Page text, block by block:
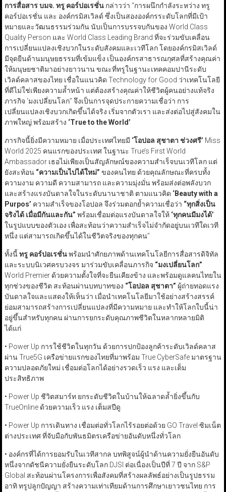
การสื่อสาร บมจ. ทรู คอร์ปอเรชั่นกล่าวว่า “การผนึกกำลังระหว่าง ทรู
คอร์ปอเรชั่น และ องค์กรมิสเวิลด์ ซึ่งเป็นสององค์กรระดับโลกที่มีเป้า
หมายและวัฒนธรรมร่วมกัน นับเป็นการบรรจบกันของ World Class
Quality Person และ World Class Leading Brand ที่จะร่วมขับเคลื่อน
การเปลี่ยนแปลงเชิงบวกในระดับสังคมและเวทีโลก โดยองค์กรมิสเวิลด์
มีจุดยืนด้านมนุษยธรรมที่เข้มแข็ง เป็นองค์กรสาธารณกุศลที่สร้างคุณค่า
ให้มนุษยชาติมาอย่างยาวนาน ขณะที่ทรูในฐานะเทคคอมปานีระดับ
เวิลด์คลาสของไทย เชื่อในแนวคิด Technology for Good ว่าเทคโนโลยี
ที่ดีไม่ใช่เพียงความล้ำหน้า แต่ต้องสร้างคุณค่าให้ชีวิตผู้คนอย่างแท้จริง
ภารกิจ ‘มงเปลี่ยนโลก” จึงเป็นการจุดประกายความเชื่อว่า การ
เปลี่ยนแปลงเชิงบวกเกิดขึ้นได้จริง เริ่มจากตัวเรา และส่งต่อไปสู่สังคมใน
ภาพใหญ่ พร้อมสร้าง ‘True to the World’
ภารกิจนี้ยิ่งมีความหมาย เมื่อประเทศไทยมี ‘โอปอล สุชาตา ช่วงศรี’ Miss
World 2025 คนแรกของประเทศ ในฐานะ True’s First World
Ambassador เธอไม่เพียงเป็นสัญลักษณ์ของความสำเร็จบนเวทีโลก แต่
ยังสะท้อน “ความเป็นไปได้ใหม่” ของคนไทย ด้วยคุณลักษณะที่ครบทั้ง
ความงาม ความดี ความสามารถ และความมุ่งมั่น พร้อมส่งต่อพลังบวก
และสร้างแรงบันดาลใจในระดับนานาชาติ ตามแนวคิด ‘Beauty with a
Purpos’ ความสำเร็จของโอปอล จึงร่วมตอกย้ำความเชื่อว่า “ทุกสิ่งเป็น
จริงได้ เมื่อมีกันและกัน” พร้อมเชื่อมต่อแรงบันดาลใจให้ ‘ทุกคนมีมงได้’
ในรูปแบบของตัวเอง เพื่อสะท้อนว่าความสำเร็จไม่จำกัดอยู่บนเวทีใดเวที
หนึ่ง แต่สามารถเกิดขึ้นได้ในชีวิตจริงของทุกคน”
ทั้งนี้ทรู คอร์ปอเรชั่นพร้อมนำศักยภาพด้านเทคโนโลยีการสื่อสารดิจิทัล
และระบบนิเวศครบวงจร มาร่วมขับเคลื่อนภารกิจ “มงเปลี่ยนโลก”
World Premier ด้วยความตั้งใจที่จะยืนเคียงข้าง และพร้อมดูแลคนไทยใน
ทุกช่วงของชีวิต สะท้อนผ่านบทบาทของ “โอปอล สุชาตา” ผู้ถ่ายทอดแรง
บันดาลใจและแสดงให้เห็นว่า เมื่อนำเทคโนโลยีมาใช้อย่างสร้างสรรค์
ย่อมสามารถสร้างการเปลี่ยนแปลงที่มีความหมาย และทำให้โลกใบนี้น่า
อยู่ขึ้นสำหรับทุกคน ผ่านการยกระดับคุณภาพชีวิตในหลากหลายมิติ
ได้แก่
• Power Up การใช้ชีวิตในทุกวัน ด้วยการปกป้องลูกค้าระดับเวิลด์คลาส
ผ่าน True5G เครือข่ายแรกของไทยที่มาพร้อม True CyberSafe มาตรฐาน
ความปลอดภัยใหม่ เชื่อมต่อโลกได้อย่างรวดเร็ว แรง และเต็ม
ประสิทธิภาพ
• Power Up ชีวิตสมาร์ท ยกระดับชีวิตในบ้านให้ฉลาดล้ำยิ่งขึ้นกับ
TrueOnline ด้วยความเร็ว แรง เต็มสปีดู
• Power Up การเดินทาง เชื่อมต่อทั่วโลกไร้รอยต่อด้วย GO Travel ซิมเน็ต
ต่างประเทศ ที่จับมือกับพันธมิตรเครือข่ายอันดับหนึ่งทั่วโลก
• องค์กรที่ได้การยอมรับในเวทีสากล บทพิสูจน์ผู้นำด้านความยั่งยืนอันดับ
หนึ่งจากดัชนีความยั่งยืนระดับโลก DJSI ต่อเนื่องเป็นปีที่ 7 ปี จาก S&P
Global สะท้อนผ่านโครงการเพื่อสังคมที่สร้างผลลัพธ์อย่างเป็นรูปธรรม
อาทิ ทรูปลูกปัญญา สร้างความเท่าเทียมด้านการศึกษาเยาวชนไทย การ